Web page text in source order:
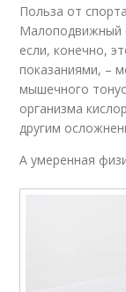
Польза от
Малоподвижный
если, конечно,
показаниями, –
мышечного
организма
другим
А умеренная